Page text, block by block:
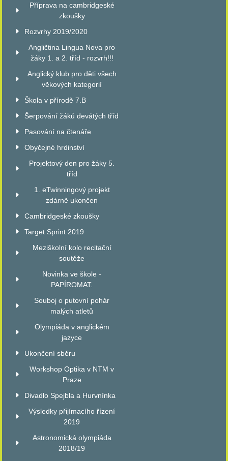
Příprava na cambridgeské
zkoušky
Rozvrhy 2019/2020
Angličtina Lingua Nova pro
žáky 1. a 2. tříd - rozvrh!!!
Anglický klub pro děti všech
věkových kategorií
Škola v přírodě 7.B
Šerpování žáků devátých tříd
Pasování na čtenáře
Obyčejné hrdinství
Projektový den pro žáky 5.
tříd
1. eTwinningový projekt
zdárně ukončen
Cambridgeské zkoušky
Target Sprint 2019
Meziškolní kolo recitační
soutěže
Novinka ve škole -
PAPÍROMAT.
Souboj o putovní pohár
malých atletů
Olympiáda v anglickém
jazyce
Ukončení sběru
Workshop Optika v NTM v
Praze
Divadlo Spejbla a Hurvnínka
Výsledky přijímacího řízení
2019
Astronomická olympiáda
2018/19